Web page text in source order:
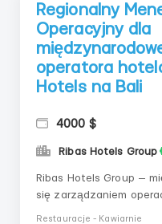
Regionalny
Operacyjny dla
operatora
Hotels na Bali
4000 $
Ribas Hotels Group
Ribas Hotels Group —
się zarządzaniem
Restauracje - Kawiarnie